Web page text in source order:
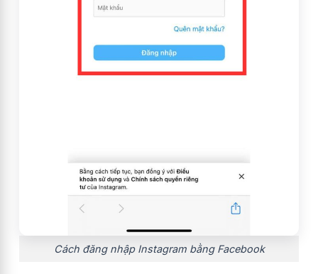
Cách đăng nhập Instagram bằng Facebook